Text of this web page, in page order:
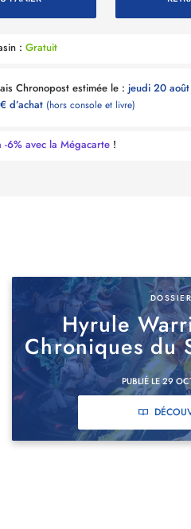
: Gratuit
Livraison Point Relais Chronopost estimée le : jeudi 20 août
d’achat (hors console et livre)
-6% avec la Mégacarte !
Hyrule
Chroniques du
PUBLIÉ LE 29